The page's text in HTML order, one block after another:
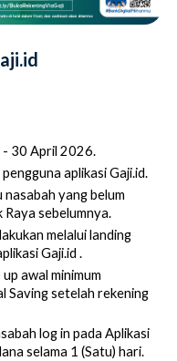
30 April 2026.
aplikasiGaji.id.
yang belum
Raya sebelumnya.
melalui landing
Gaji.id .
awal minimum
Saving setelah rekening
log in pada Aplikasi
selama 1 (Satu) hari.